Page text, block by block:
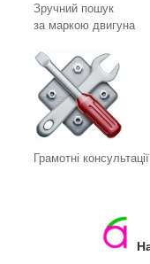
Зручний пошук
за маркою двигуна
Грамотні